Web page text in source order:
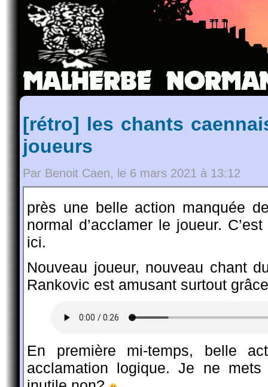
[rétro] les chants
joueurs
Par Benoit Caen, le 6 mars 2021 à 13:12
près une belle action manquée
normal d’acclamer le joueur.
ici.
Nouveau joueur, nouveau chant
Rankovic est amusant surtout
En première mi-temps, belle
acclamation logique. Je ne